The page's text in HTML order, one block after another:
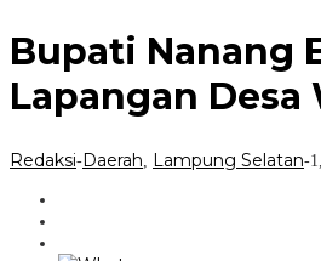
Bupati Nanang
Lapangan
Redaksi-Daerah Lampung Selatan-